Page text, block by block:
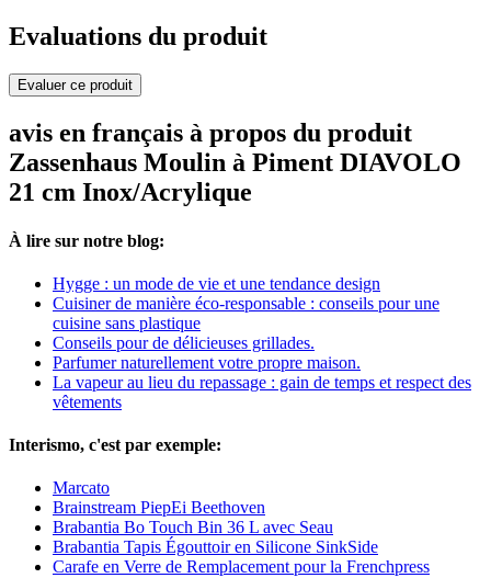
Evaluations du produit
Evaluer ce produit
avis en français à propos du produit
Zassenhaus Moulin à Piment DIAVOLO
21 cm Inox/Acrylique
À lire sur notre blog:
Hygge : un mode de vie et une tendance design
Cuisiner de manière éco-responsable : conseils pour une
cuisine sans plastique
Conseils pour de délicieuses grillades.
Parfumer naturellement votre propre maison.
La vapeur au lieu du repassage : gain de temps et respect des
vêtements
Interismo, c'est par exemple:
Marcato
Brainstream PiepEi Beethoven
Brabantia Bo Touch Bin 36 L avec Seau
Brabantia Tapis Égouttoir en Silicone SinkSide
Carafe en Verre de Remplacement pour la Frenchpress